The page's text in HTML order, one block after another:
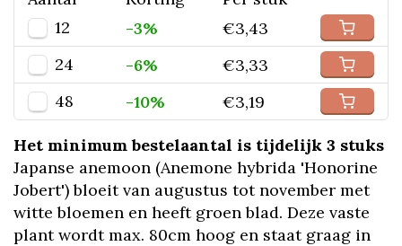
12
-3%
€3,43
24
-6%
€3,33
48
-10% €3,19
Het minimum bestelaantal is tijdelijk 3 stuks
Japanse anemoon (Anemone hybrida 'Honorine
Jobert') bloeit van augustus tot november met
witte bloemen en heeft groen blad. Deze vaste
plant wordt max. 80cm hoog en staat graag in